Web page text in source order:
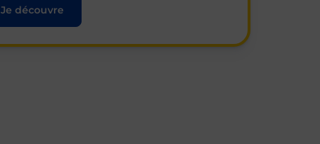
Je découvre